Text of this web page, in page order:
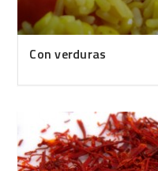
Con verduras